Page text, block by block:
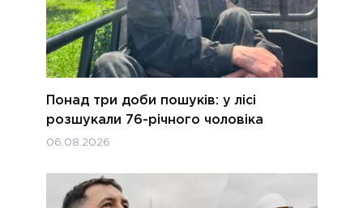
Понад три доби пошуків: у лісі
розшукали 76-річного чоловіка
06.08.2026